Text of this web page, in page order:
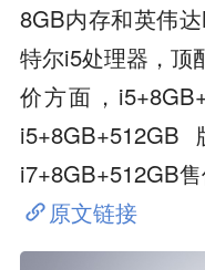
8GB内存和英伟
特尔i5处理器，顶
价方面，
i7+8GB+512GB售
原文链接